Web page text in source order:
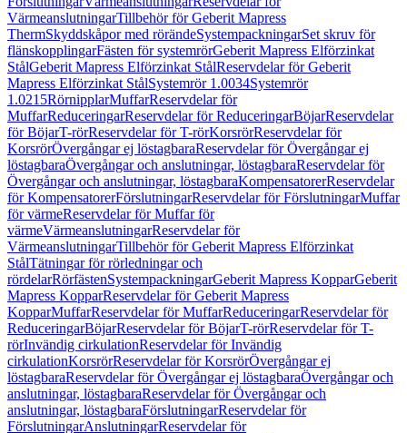
VärmeanslutningarTillbehör för Geberit Mapress
ThermSkyddskåpor med rörändeSystempackningarSet skruv för
flänskopplingarFästen för systemrörGeberit Mapress Elförzinkat
StålGeberit Mapress Elförzinkat StålReservdelar för Geberit
Mapress Elförzinkat StålSystemrör 1.0034Systemrör
1.0215RörnipplarMuffarReservdelar för
MuffarReduceringarReservdelar för ReduceringarBöjarReservdelar
för BöjarT-rörReservdelar för T-rörKorsrörReservdelar för
KorsrörÖvergångar ej löstagbaraReservdelar för Övergångar ej
löstagbaraÖvergångar och anslutningar, löstagbaraReservdelar för
Övergångar och anslutningar, löstagbaraKompensatorerReservdelar
för KompensatorerFörslutningarReservdelar för FörslutningarMuffar
för värmeReservdelar för Muffar för
värmeVärmeanslutningarReservdelar för
VärmeanslutningarTillbehör för Geberit Mapress Elförzinkat
StålTätningar för rörledningar och
rördelarRörfästenSystempackningarGeberit Mapress KopparGeberit
Mapress KopparReservdelar för Geberit Mapress
KopparMuffarReservdelar för MuffarReduceringarReservdelar för
ReduceringarBöjarReservdelar för BöjarT-rörReservdelar för T-
rörInvändig cirkulationReservdelar för Invändig
cirkulationKorsrörReservdelar för KorsrörÖvergångar ej
löstagbaraReservdelar för Övergångar ej löstagbaraÖvergångar och
anslutningar, löstagbaraReservdelar för Övergångar och
anslutningar, löstagbaraFörslutningarReservdelar för
FörslutningarAnslutningarReservdelar för